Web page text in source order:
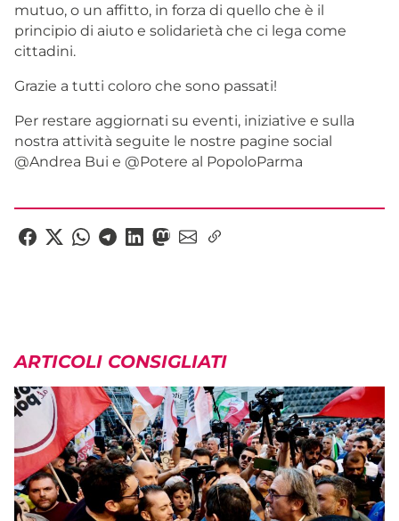
mutuo, o un affitto, in forza di quello che è il
principio di aiuto e solidarietà che ci lega come
cittadini.
Grazie a tutti coloro che sono passati!
Per restare aggiornati su eventi, iniziative e sulla
nostra attività seguite le nostre pagine social
@Andrea Bui e @Potere al PopoloParma
ARTICOLI CONSIGLIATI